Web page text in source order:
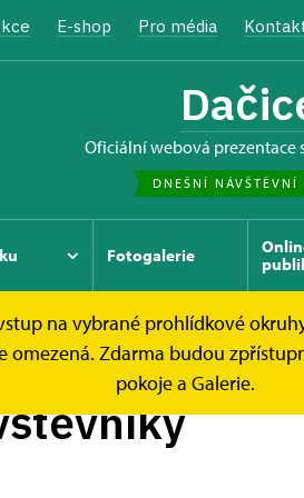
E-shop Pro média
oficiální webová
DNEŠNÍ NÁVŠTĚVNÍ
Fotogalerie
na vybrané prohlídkové
Zdarma budou
pokoje a Galerie.